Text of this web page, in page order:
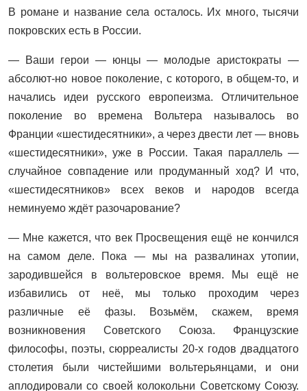
В романе и название села осталось. Их много, тысячи
покровских есть в России.
— Ваши герои — юнцы — молодые аристократы —
абсолют-но новое поколение, с которого, в общем-то, и
начались идеи русского европеизма. Отличительное
поколение во времена Вольтера называлось во
Франции «шестидесятники», а через двести лет — вновь
«шестидесятники», уже в России. Такая параллель —
случайное совпадение или продуманный ход? И что,
«шестидесятников» всех веков и народов всегда
неминуемо ждёт разочарование?
— Мне кажется, что век Просвещения ещё не кончился
на самом деле. Пока — мы на развалинах утопии,
зародившейся в вольтеровское время. Мы ещё не
избавились от неё, мы только проходим через
различные её фазы. Возьмём, скажем, время
возникновения Советского Союза. Французские
философы, поэты, сюрреалисты 20-х годов двадцатого
столетия были чистейшими вольтерьянцами, и они
аплодировали со своей колокольни Советскому Союзу.